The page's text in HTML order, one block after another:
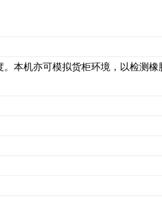
本机亦可模拟货柜环境，以检测橡